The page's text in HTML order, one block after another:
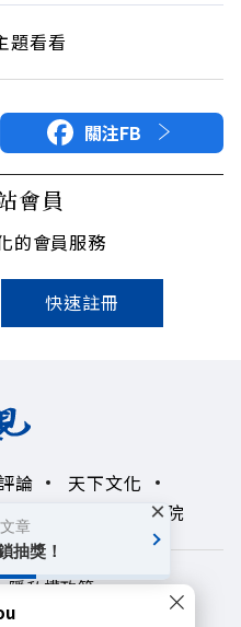
題看看
關注FB
會員
的會員服務
快速註冊
論
天下文化
領導影響力學院
隱私權政策
章
抽獎！
×